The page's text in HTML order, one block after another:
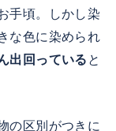
手頃。しかし染
な色に染められ
出回っている と
の区別がつきに